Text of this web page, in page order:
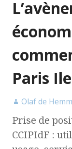
Paris
Olaf de
Prise de
CCIPIdF :